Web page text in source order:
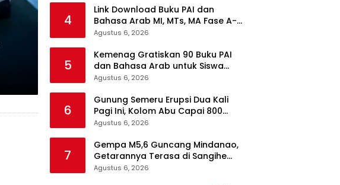
4
Link Download Buku PAI dan
Bahasa Arab MI, MTs, MA Fase A-F
Gratis, Lengkap Semua Mata
Agustus 6, 2026
5
Kemenag Gratiskan 90 Buku PAI
dan Bahasa Arab untuk Siswa
Madrasah di Semua Jenjang
Agustus 6, 2026
6
Gunung Semeru Erupsi Dua Kali
Pagi Ini, Kolom Abu Capai 800
Meter
Agustus 6, 2026
7
Gempa M5,6 Guncang Mindanao,
Getarannya Terasa di Sangihe
dan Talaud
Agustus 6, 2026